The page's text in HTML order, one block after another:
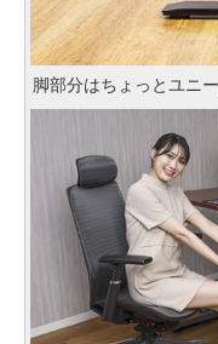
脚部分はちょっとユニ